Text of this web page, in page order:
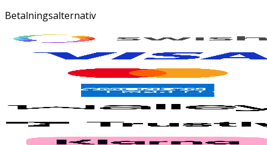
Betalningsalternativ